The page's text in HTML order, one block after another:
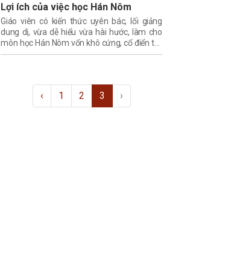
Lợi ích của việc học Hán Nôm
Giáo viên có kiến thức uyên bác, lối giảng
dung dị, vừa dễ hiểu vừa hài hước, làm cho
môn học Hán Nôm vốn khô cứng, cổ điển trở
nên cuốn hút đầy thú vị.
‹ 1 2 3 ›